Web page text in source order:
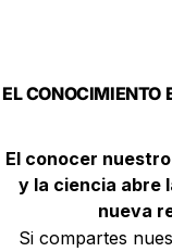
EL CONOCIMIENTO
El conocer
y la ciencia abre
nueva
Si compartes